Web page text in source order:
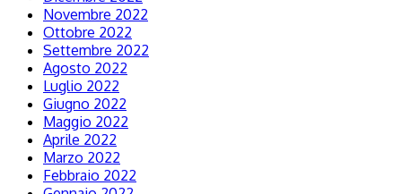
Novembre 2022
Ottobre 2022
Settembre 2022
Agosto 2022
Luglio 2022
Giugno 2022
Maggio 2022
Aprile 2022
Marzo 2022
Febbraio 2022